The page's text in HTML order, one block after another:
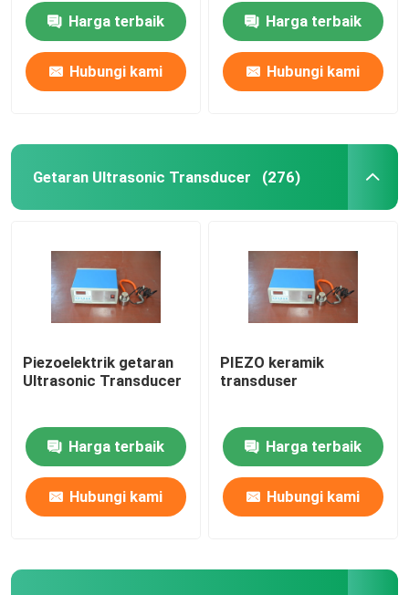
Harga terbaik
Hubungi kami
Harga terbaik
Hubungi kami
Getaran Ultrasonic Transducer (276)
Piezoelektrik getaran
Ultrasonic Transducer
Harga terbaik
Hubungi kami
PIEZO keramik
transduser
Harga terbaik
Hubungi kami